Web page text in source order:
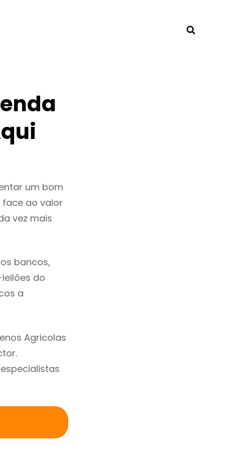
um bom
ao valor
vez mais
bancos,
do
a
Agricolas